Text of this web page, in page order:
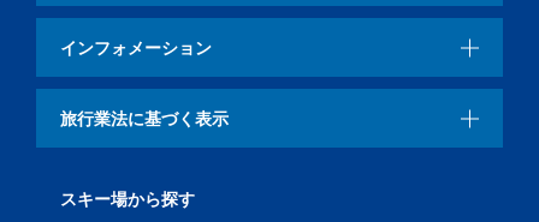
インフォメーション
旅行業法に基づく表示
スキー場から探す